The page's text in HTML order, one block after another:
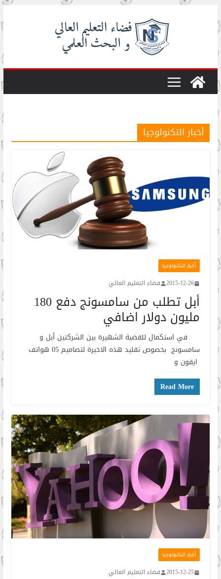
to
أخبار التكنولوجيا
أخبار التكنولوجيا
2015-12-26 فضاء التعليم العالي
أبل تطلب من سامسونج دفع 180
مليون دولار اضافي
في استكمال للقضية الشهيرة بين الشركتين أبل و
سامسونج بخصوص تقليد هذه الاخيرة لتصاميم 05 هواتف
ايفون و
Read More
أخبار التكنولوجيا
2015-12-25 فضاء التعليم العالي